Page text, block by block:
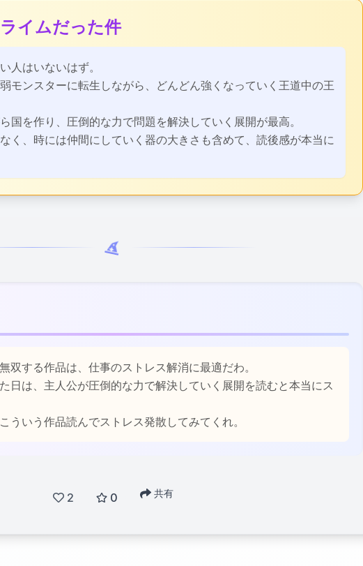
イムだった件
人はいないはず。
モンスターに転生しながら、どんどん強くなっていく王道中の王
国を作り、圧倒的な力で問題を解決していく展開が最高。
く、時には仲間にしていく器の大きさも含めて、読後感が本当に
双する作品は、仕事のストレス解消に最適だわ。
日は、主人公が圧倒的な力で解決していく展開を読むと本当にス
ういう作品読んでストレス発散してみてくれ。
2 0 共有